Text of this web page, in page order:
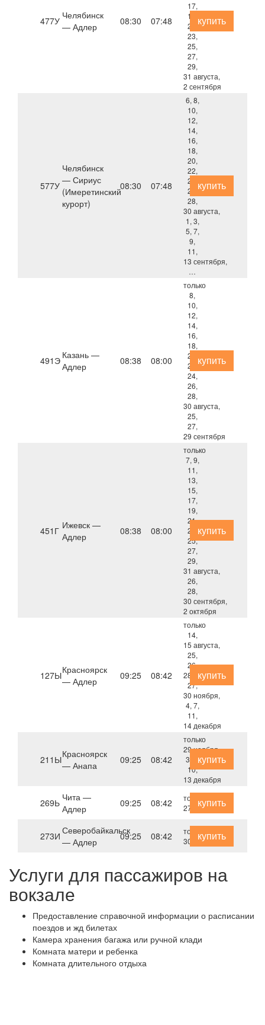
477У Челябинск
— Адлер
08:30 07:48
17,
19,
21,
23,
25,
27,
29,
31 августа,
2 сентября
купить
577У
Челябинск
— Сириус
(Имеретинский
курорт)
08:30 07:48
6, 8,
10,
12,
14,
16,
18,
20,
22,
24,
26,
28,
30 августа,
1, 3,
5, 7,
9,
11,
13 сентября,
…
купить
491Э Казань —
Адлер
08:38 08:00
только
8,
10,
12,
14,
16,
18,
20,
22,
24,
26,
28,
30 августа,
25,
27,
29 сентября
купить
451Г Ижевск —
Адлер
08:38 08:00
только
7, 9,
11,
13,
15,
17,
19,
21,
23,
25,
27,
29,
31 августа,
26,
28,
30 сентября,
2 октября
купить
127ЫКрасноярск
— Адлер
09:25 08:42
только
14,
15 августа,
25,
26,
28 сентября,
27,
30 ноября,
4, 7,
11,
14 декабря
купить
211ЫКрасноярск
— Анапа
09:25 08:42
только
29 ноября,
3, 6,
10,
13 декабря
купить
269Ь Чита —
Адлер
09:25 08:42
только
27 сентября
купить
273И Северобайкальск
— Адлер
09:25 08:42
только
30 сентября
купить
Услуги для пассажиров на
вокзале
Предоставление справочной информации о расписании
поездов и жд билетах
Камера хранения багажа или ручной клади
Комната матери и ребенка
Комната длительного отдыха